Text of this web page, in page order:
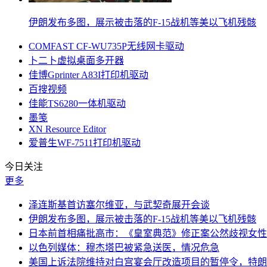
伊朗发布多图，展示被击落的F-15战机等美以飞机残骸
COMFAST CF-WU735P无线网卡驱动
卜二卜虚拟桌面多开器
佳博Gprinter A83I打印机驱动
百搜视频
佳能TS6280一体机驱动
墨笺
XN Resource Editor
爱普生WF‑7511打印机驱动
今日关注
更多
泽连斯基首访塞尔维亚，与武契奇展开会谈
伊朗发布多图，展示被击落的F-15战机等美以飞机残骸
日本前首相痛批高市：《皇室典范》修正案公然歧视女性
以色列媒体：穆杰塔巴被紧急送医，情况危急
美国上诉法院维持对白宫宴会厅改造项目的暂停令，特